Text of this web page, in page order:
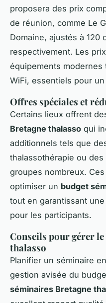
proposera des prix
de réunion, comme Le
Domaine, ajustés à 120
respectivement. Les
équipements
WiFi, essentiels pour
Offres spéciales et
Certains lieux offrent
Bretagne thalasso qui
additionnels tels que
thalassothérapie ou
groupes nombreux.
optimiser un budget
tout en garantissant
pour les participants.
Conseils pour gérer
thalasso
Planifier un séminaire
gestion avisée du
séminaires Bretagne